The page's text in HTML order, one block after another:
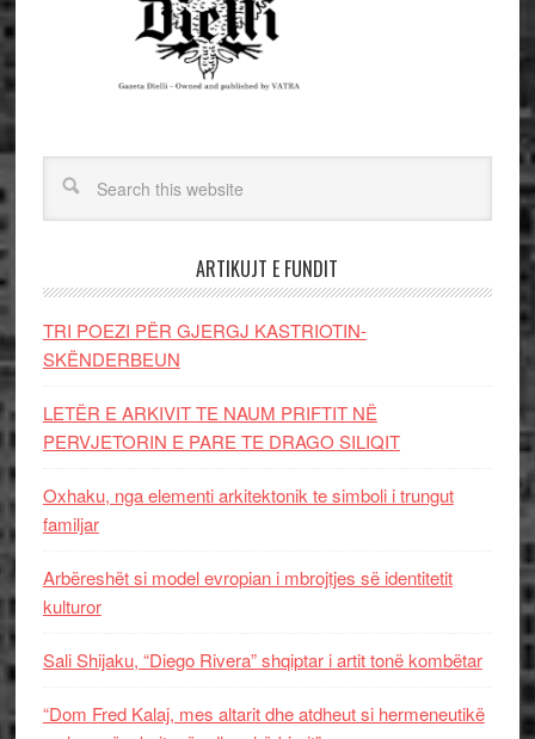
ARTIKUJT E FUNDIT
TRI POEZI PËR GJERGJ KASTRIOTIN-
SKËNDERBEUN
LETËR E ARKIVIT TE NAUM PRIFTIT NË
PERVJETORIN E PARE TE DRAGO SILIQIT
Oxhaku, nga elementi arkitektonik te simboli i trungut
familjar
Arbëreshët si model evropian i mbrojtjes së identitetit
kulturor
Sali Shijaku, “Diego Rivera” shqiptar i artit tonë kombëtar
“Dom Fred Kalaj, mes altarit dhe atdheut si hermeneutikë